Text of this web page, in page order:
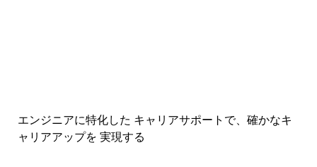
エンジニアに特化した キャリアサポートで、 確かなキ
ャリアアップを 実現する